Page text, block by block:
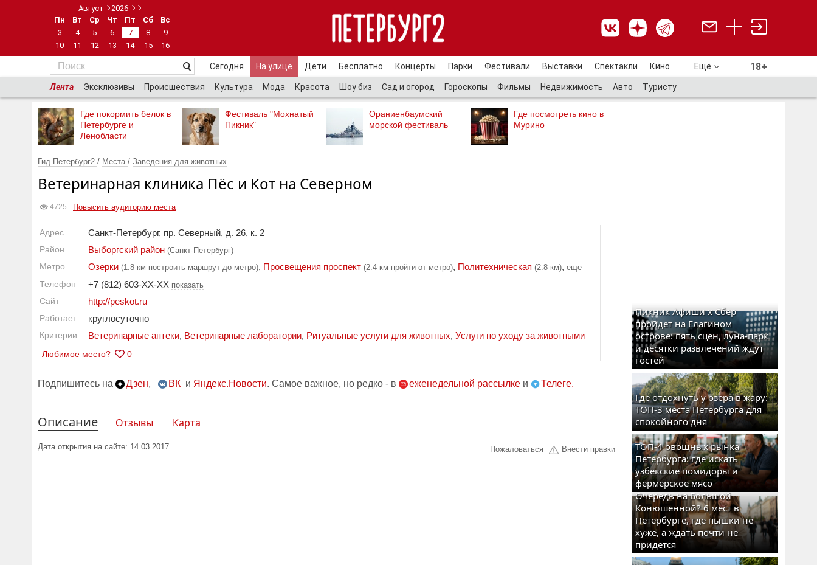
Август
2026
Пн
Вт Ср Чт Пт Сб
Вс
3
4 5 6 7 8
9
10
11 12 13 14 15 16
Сегодня На улице Дети Бесплатно Концерты Парки Фестивали Выставки Спектакли Кино Ещё 18+
Лента Эксклюзивы Происшествия Культура Мода Красота Шоу биз Сад и огород Гороскопы Фильмы Недвижимость Авто Туристу
Где покормить белок в
Петербурге и
Ленобласти
Фестиваль "Мохнатый
Пикник"
Ораниенбаумский
морской фестиваль
Где посмотреть кино в
Мурино
Гид Петербург2 / Места / Заведения для животных
Ветеринарная клиника Пёс и Кот на Северном
4725 Повысить аудиторию места
Адрес Санкт-Петербург, пр. Северный, д. 26, к. 2
Район Выборгский район (Санкт-Петербург)
Метро Озерки (1.8 км построить маршрут до метро), Просвещения проспект (2.4 км пройти от метро), Политехническая (2.8 км), еще
Телефон +7 (812) 603-XX-XX показать
Сайт http://peskot.ru
Работает круглосуточно
Критерии Ветеринарные аптеки, Ветеринарные лаборатории, Ритуальные услуги для животных, Услуги по уходу за животными
Любимое место? 0
Подпишитесь на Дзен, ВК и Яндекс.Новости. Самое важное, но редко - в еженедельной рассылке и Телеге.
Описание Отзывы Карта
Дата открытия на сайте: 14.03.2017 Пожаловаться Внести правки
Пикник Афиши x Сбер
пройдет на Елагином
острове: пять сцен, луна-парк
и десятки развлечений ждут
гостей
Где отдохнуть у озера в жару:
ТОП-3 места Петербурга для
спокойного дня
ТОП-4 овощных рынка
Петербурга: где искать
узбекские помидоры и
фермерское мясо
Очередь на Большой
Конюшенной? 6 мест в
Петербурге, где пышки не
хуже, а ждать почти не
придется